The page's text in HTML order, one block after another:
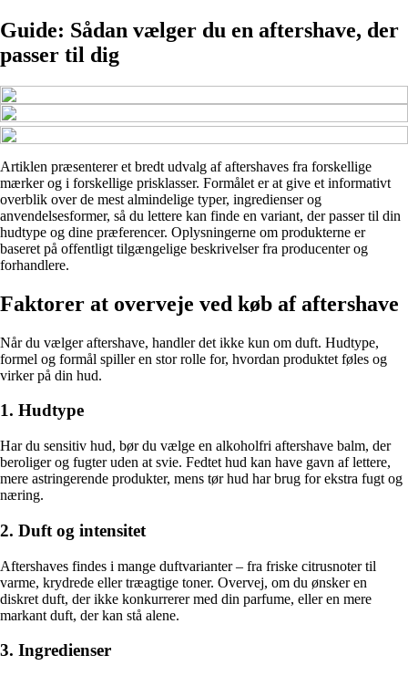
Guide: Sådan vælger du en aftershave, der
passer til dig
Artiklen præsenterer et bredt udvalg af aftershaves fra forskellige
mærker og i forskellige prisklasser. Formålet er at give et informativt
overblik over de mest almindelige typer, ingredienser og
anvendelsesformer, så du lettere kan finde en variant, der passer til din
hudtype og dine præferencer. Oplysningerne om produkterne er
baseret på offentligt tilgængelige beskrivelser fra producenter og
forhandlere.
Faktorer at overveje ved køb af aftershave
Når du vælger aftershave, handler det ikke kun om duft. Hudtype,
formel og formål spiller en stor rolle for, hvordan produktet føles og
virker på din hud.
1. Hudtype
Har du sensitiv hud, bør du vælge en alkoholfri aftershave balm, der
beroliger og fugter uden at svie. Fedtet hud kan have gavn af lettere,
mere astringerende produkter, mens tør hud har brug for ekstra fugt og
næring.
2. Duft og intensitet
Aftershaves findes i mange duftvarianter – fra friske citrusnoter til
varme, krydrede eller træagtige toner. Overvej, om du ønsker en
diskret duft, der ikke konkurrerer med din parfume, eller en mere
markant duft, der kan stå alene.
3. Ingredienser